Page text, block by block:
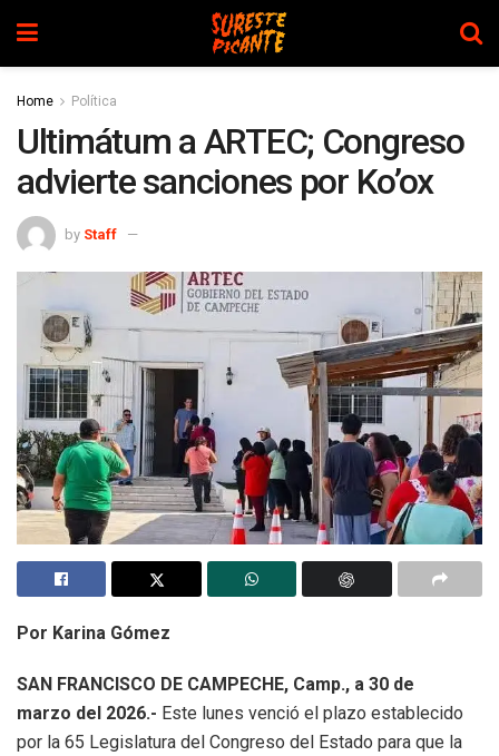
Home Política
Ultimátum a ARTEC; Congreso
advierte sanciones por Ko’ox
by Staff
Por Karina Gómez
SAN FRANCISCO DE CAMPECHE, Camp., a 30 de
marzo del 2026.- Este lunes venció el plazo establecido
por la 65 Legislatura del Congreso del Estado para que la